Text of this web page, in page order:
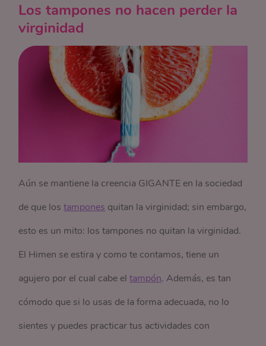
Los tampones no hacen perder la
virginidad
Aún se mantiene la creencia GIGANTE en la sociedad
de que lostampones quitan la virginidad; sin embargo,
esto es un mito: los tampones no quitan la virginidad.
El Himen se estira y como te contamos, tiene un
agujero por el cual cabe eltampón. Además, es tan
cómodo que si lo usas de la forma adecuada, no lo
sientes y puedes practicar tus actividades con